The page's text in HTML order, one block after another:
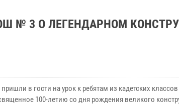
№ 3 О ЛЕГЕНДАРНОМ
в гости на урок к ребятам из кадетских
100-летию со дня рождения великого